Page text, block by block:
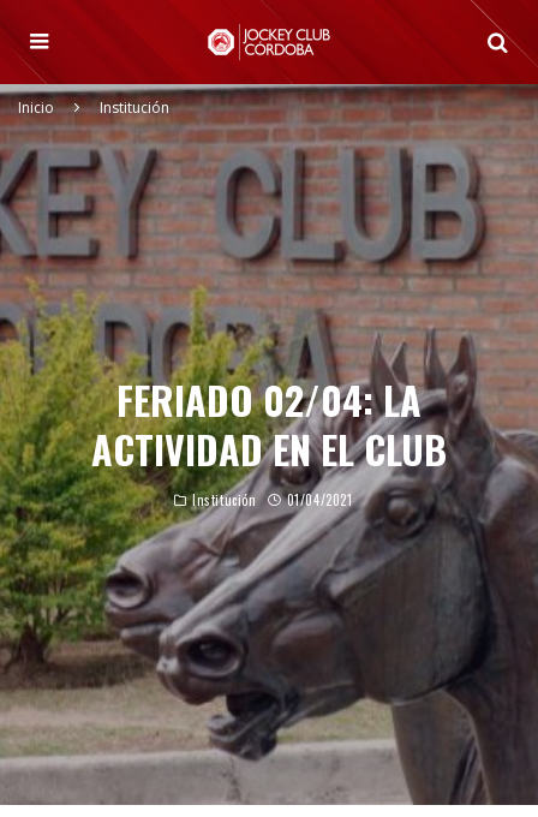
Inicio Institución
FERIADO 02/04: LA
ACTIVIDAD EN EL CLUB
Institución 01/04/2021